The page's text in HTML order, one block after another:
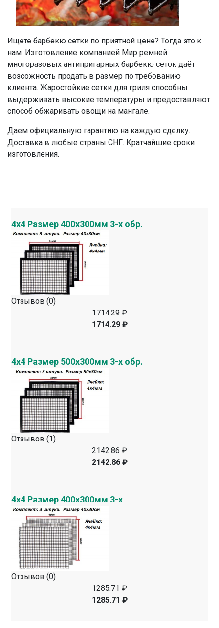
Ищете барбекю сетки по приятной цене? Тогда это к
нам. Изготовление компанией Мир ремней
многоразовых антипригарных барбекю сеток даёт
возсожность продать в размер по требованию
клиента. Жаростойкие сетки для гриля способны
выдерживать высокие температуры и предоставляют
способ обжаривать овощи на мангале.
Даем официальную гарантию на каждую сделку.
Доставка в любые страны СНГ. Кратчайшие сроки
изготовления.
4х4 Размер 400х300мм 3-х обр.
Отзывов (0)
1714.29 ₽
1714.29 ₽
4х4 Размер 500х300мм 3-х обр.
Отзывов (1)
2142.86 ₽
2142.86 ₽
4х4 Размер 400х300мм 3-х
Отзывов (0)
1285.71 ₽
1285.71 ₽